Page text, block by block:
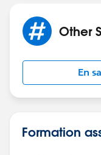
Other
En
Formation